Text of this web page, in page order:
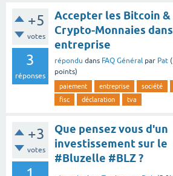
+5
votes
3
réponses
Accepter les Bitcoin &
Crypto-Monnaies
entreprise
répondu dans FAQ Général par Pat (
points)
paiement entreprise société
fisc
déclaration tva
+3
votes
Que pensez vous d'un
investissement sur le
#Bluzelle #BLZ ?